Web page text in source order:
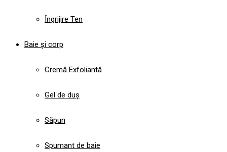
Îngrijire Ten
Baie și corp
Cremă Exfoliantă
Gel de duș
Săpun
Spumant de baie